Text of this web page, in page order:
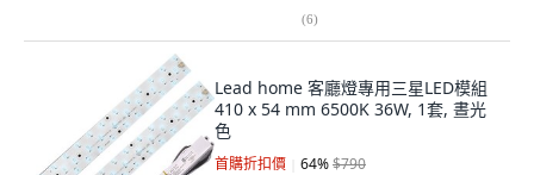
(6)
Lead home 客廳燈專用三星LED模組
410 x 54 mm 6500K 36W, 1套, 晝光
色
首購折扣價 64%$790